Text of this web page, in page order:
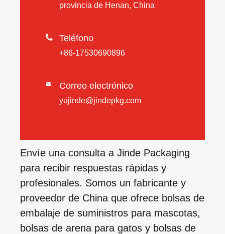
provincia de Henan, China
 Teléfono
+86-17530690896
 Correo electrónico
yujinde@jindepkg.com
Envíe una consulta a Jinde Packaging
para recibir respuestas rápidas y
profesionales. Somos un fabricante y
proveedor de China que ofrece bolsas de
embalaje de suministros para mascotas,
bolsas de arena para gatos y bolsas de